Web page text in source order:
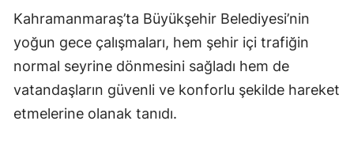
Kahramanmaraş’ta Büyükşehir Belediyesi’nin
yoğun gece çalışmaları, hem şehir içi trafiğin
normal seyrine dönmesini sağladı hem de
vatandaşların güvenli ve konforlu şekilde hareket
etmelerine olanak tanıdı.